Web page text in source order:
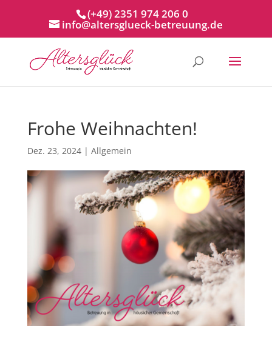
(+49) 2351 974 206 0
info@altersglueck-betreuung.de
Frohe Weihnachten!
Dez. 23, 2024| Allgemein